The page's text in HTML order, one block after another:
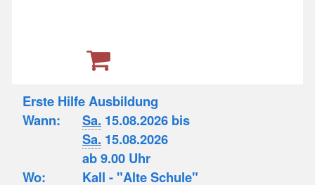
Erste Hilfe Ausbildung
Wann:
Sa. 15.08.2026 bis
Sa. 15.08.2026
ab 9.00 Uhr
Wo:
Kall - "Alte Schule"